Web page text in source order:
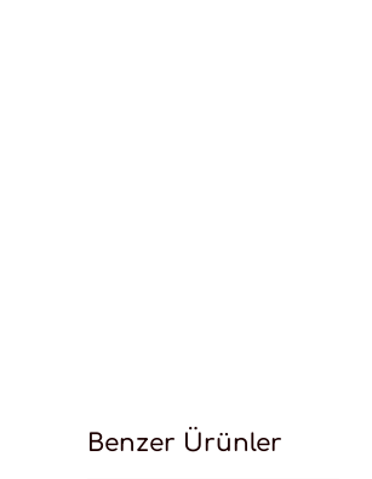
Benzer Ürünler